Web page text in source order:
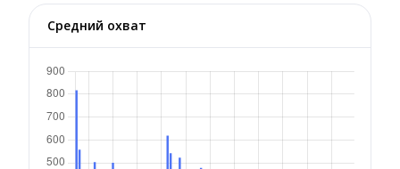
Средний охват